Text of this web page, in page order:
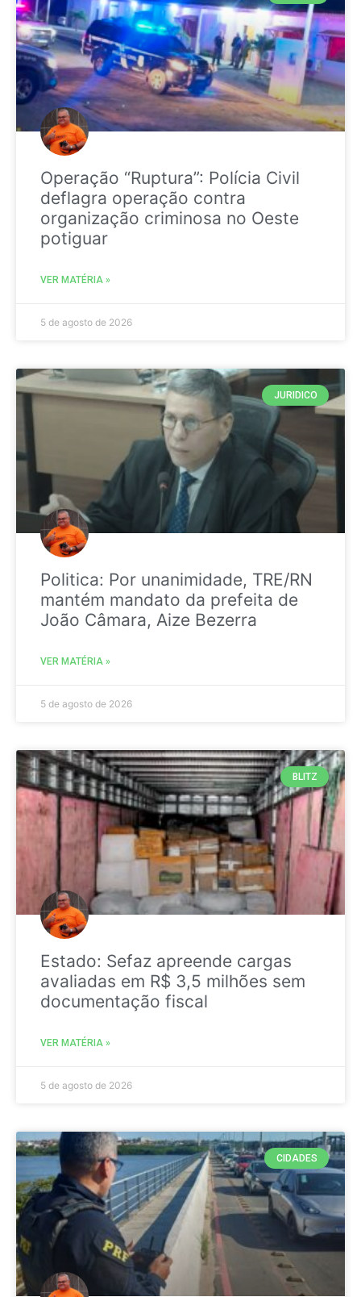
Operação “Ruptura”: Polícia Civil
deflagra operação contra
organização criminosa no Oeste
potiguar
VER MATÉRIA »
5 de agosto de 2026
JURIDICO
Politica: Por unanimidade, TRE/RN
mantém mandato da prefeita de
João Câmara, Aize Bezerra
VER MATÉRIA »
5 de agosto de 2026
BLITZ
Estado: Sefaz apreende cargas
avaliadas em R$ 3,5 milhões sem
documentação fiscal
VER MATÉRIA »
5 de agosto de 2026
CIDADES